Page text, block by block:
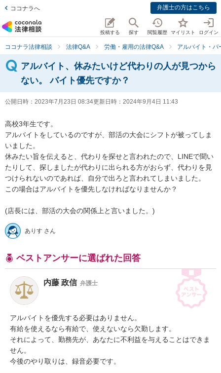
ココナラへ 弁護士の方はこちら
投稿する 探す 閲覧履歴 マイリスト ログイン
ココナラ法律相談 法律Q&A 労働・雇用の法律Q&A アルバイト・パ
アルバイト、休みたいけど代わりの人が見つから
ない。 バイト優先ですか？
公開日時： 2023年7月23日 08:34更新日時： 2024年9月4日 11:43
高校3年生です。
アルバイトをしているのですが、部活の大会にシフトが被ってしま
いました。
休みたい旨を伝えると、代わりを探せと言われたので、LINEで聞い
たりして、探しましたが代わりに出られる方がおらず、代わりを見
つけられないのであれば、自分で出ろと言われてしまいました。
この場合はアルバイトを優先しなければなりませんか？
(店長には、部活の大会の関係上と言いました。)
ありす さん
ベストアンサーに選ばれた回答
内藤 政信 弁護士
アルバイトを優先する必要はありません。
有給を使えるなら有給で、使えないなら欠勤します。
それによって、勤務先が、あなたに不利益を与えることはできま
せん。
今後のやり取りは、録音必要です。